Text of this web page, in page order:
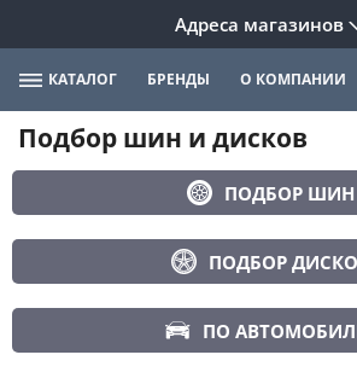
Адреса магазинов
КАТАЛОГ БРЕНДЫ О КОМПАНИИ
Подбор шин и дисков
ПОДБОР ШИН
ПОДБОР
ПО